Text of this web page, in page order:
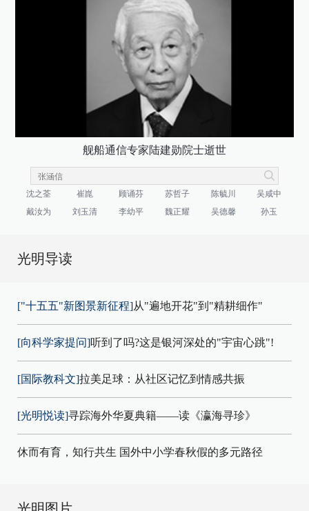
舰船通信专家陆建勋院士逝世
沈之荃 崔崑 顾诵芬 苏哲子 陈毓川
吴咸中
戴汝为
刘玉清 李幼平 魏正耀 吴德馨 孙玉
光明导读
["十五五"新图景新征程]从"遍地开花"到"精耕细作"
[向科学家提问]听到了吗?这是银河深处的"宇宙心跳"!
[国际教科文]拉美足球：从社区记忆到情感共振
[光明悦读]寻踪海外华夏典籍——读《瀛海寻珍》
休而有育，知行共生 国外中小学春秋假的多元路径
光明图片